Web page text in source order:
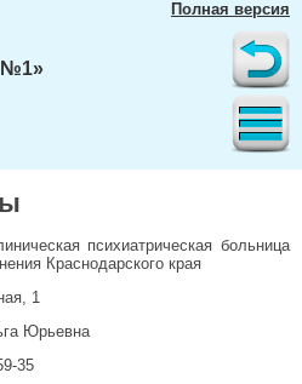
Полная версия
психиатрическая больница
Краснодарского края
1
Юрьевна
35